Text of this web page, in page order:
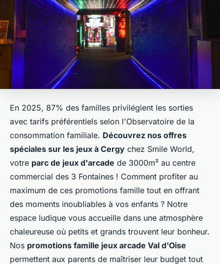
En 2025, 87% des familles privilégient les sorties
avec tarifs préférentiels selon l'Observatoire de la
consommation familiale. Découvrez nos offres
spéciales sur les jeux à Cergy chez Smile World,
votre parc de jeux d'arcade de 3000m² au centre
commercial des 3 Fontaines ! Comment profiter au
maximum de ces promotions famille tout en offrant
des moments inoubliables à vos enfants ? Notre
espace ludique vous accueille dans une atmosphère
chaleureuse où petits et grands trouvent leur bonheur.
Nos promotions famille jeux arcade Val d'Oise
permettent aux parents de maîtriser leur budget tout